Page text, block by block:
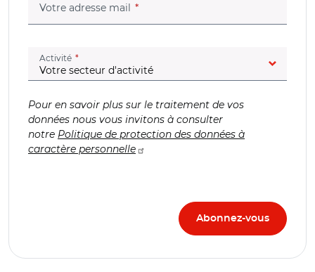
Votre adresse mail (champ obligatoire)
Activité (champ obligatoire)
Pour en savoir plus sur le traitement de vos
données nous vous invitons à consulter
notre Politique de protection des données à
caractère personnelle